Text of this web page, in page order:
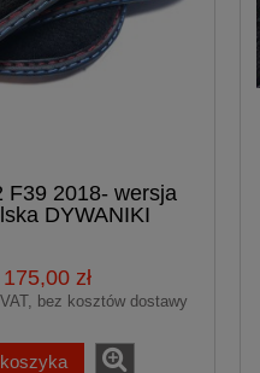
F39 2018- wersja
DYWANIKI
175,00 zł
bez kosztów dostawy